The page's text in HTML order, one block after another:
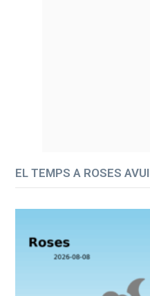
EL TEMPS A ROSES AVUI